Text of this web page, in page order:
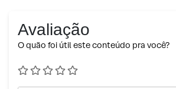
Avaliação
O quão foi útil este conteúdo pra você?